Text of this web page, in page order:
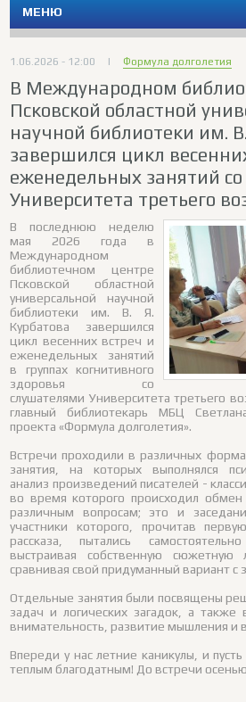
МЕНЮ
1.06.2026 - 12:00 | Формула долголетия
В Международном
Псковской областной
научной библиотеки им.
завершился цикл
еженедельных занятий
Университета третьего
В последнюю неделю
мая 2026 года в
Международном
библиотечном центре
Псковской областной
универсальной научной
библиотеки им. В. Я.
Курбатова завершился
цикл весенних встреч и
еженедельных занятий
в группах когнитивного
здоровья со
слушателями Университета третьего
главный библиотекарь МБЦ
проекта «Формула долголетия».
Встречи проходили в различных
занятия, на которых выполнялся
анализ произведений писателей -
во время которого происходил
различным вопросам; это и
участники которого, прочитав
рассказа, пытались
выстраивая собственную сюжетную
сравнивая свой придуманный вариант с
Отдельные занятия были посвящены
задач и логических загадок, а
внимательность, развитие мышления и
Впереди у нас летние каникулы, и
теплым благодатным! До встречи